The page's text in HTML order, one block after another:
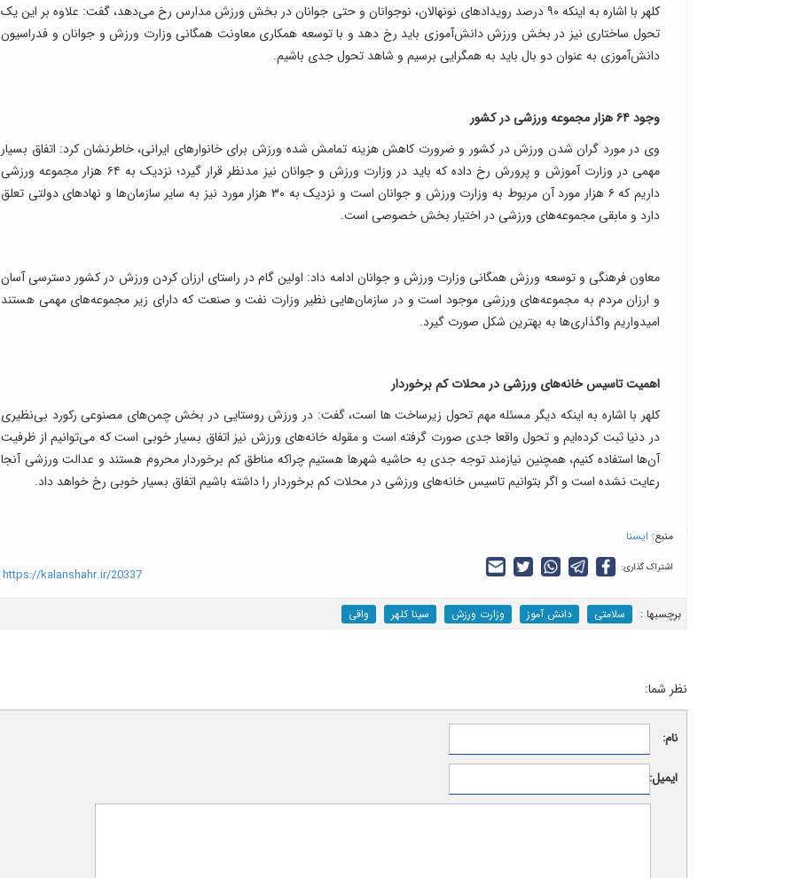
کلهر با اشاره به اینکه ۹۰ درصد رویدادهای نونهالان، نوجوانان و حتی جوانان در بخش ورزش مدارس رخ می‌دهد، ‌گفت: علاوه بر این یک
تحول ساختاری نیز در بخش ورزش دانش‌آموزی باید رخ دهد و با توسعه همکاری معاونت همگانی وزارت ورزش و جوانان و فدراسیون
دانش‌آموزی به عنوان دو بال باید به همگرایی برسیم و شاهد تحول جدی باشیم.
وجود ۶۴ هزار مجموعه ورزشی در کشور
وی در مورد گران شدن ورزش در کشور و ضرورت کاهش هزینه تمامش شده ورزش برای خانوارهای ایرانی، خاطرنشان کرد: اتفاق بسیار
مهمی در وزارت آموزش و پرورش رخ داده که باید در وزارت ورزش و جوانان نیز مدنظر قرار گیرد؛ نزدیک به ۶۴ هزار مجموعه ورزشی
داریم که ۶ هزار مورد آن مربوط به وزارت ورزش و جوانان است و نزدیک به ۳۰ هزار مورد نیز به سایر سازمان‌ها و نهادهای دولتی تعلق
دارد و مابقی مجموعه‌های ورزشی در اختیار بخش خصوصی است.
معاون فرهنگی و توسعه ورزش همگانی وزارت ورزش و جوانان ادامه داد: اولین گام در راستای ارزان کردن ورزش در کشور دسترسی آسان
و ارزان مردم به مجموعه‌های ورزشی موجود است و در سازمان‌هایی نظیر وزارت نفت و صنعت که دارای زیر مجموعه‌های مهمی هستند
امیدواریم واگذاری‌ها به بهترین شکل صورت گیرد.
اهمیت تاسیس خانه‌های ورزشی در محلات کم برخوردار
کلهر با اشاره به اینکه دیگر مسئله مهم تحول زیرساخت ها است، گفت: در ورزش روستایی در بخش چمن‌های مصنوعی رکورد بی‌نظیری
در دنیا ثبت کرده‌ایم و تحول واقعا جدی صورت گرفته است و مقوله خانه‌های ورزش نیز اتفاق بسیار خوبی است که می‌توانیم از ظرفیت
آن‌ها استفاده کنیم، همچنین نیازمند توجه جدی به حاشیه شهرها هستیم چراکه مناطق کم برخوردار محروم هستند و عدالت ورزشی آنجا
رعایت نشده است و اگر بتوانیم تاسیس خانه‌های ورزشی در محلات کم برخوردار را داشته باشیم اتفاق بسیار خوبی رخ خواهد داد.
منبع: ایسنا
https://kalanshahr.ir/20337 اشتراک گذاری:
برچسب‎ها : سلامتی دانش آموز وزارت ورزش سینا کلهر واقی
نظر شما:
نام:
ایمیل: